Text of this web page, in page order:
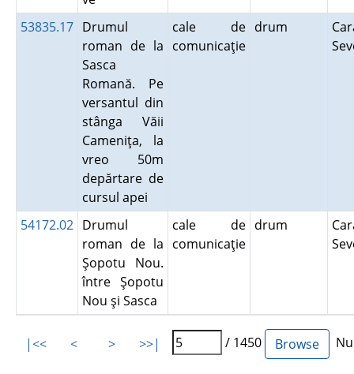
53835.17 Drumul
roman de la
Sasca
Romană. Pe
versantul din
stânga Văii
Cameniţa, la
vreo 50m
depărtare de
cursul apei
cale de
comunicaţie
drum
54172.02 Drumul
roman de la
Şopotu Nou.
între Şopotu
Nou şi Sasca
cale de
comunicaţie
drum
|<< < > >>| / 1450